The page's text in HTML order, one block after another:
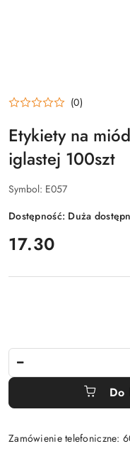
(0)
Etykiety na
iglastej 100szt
Symbol: E057
Dostępność: Duża
cena:
17.30
Do
Zamówienie telefoniczne: